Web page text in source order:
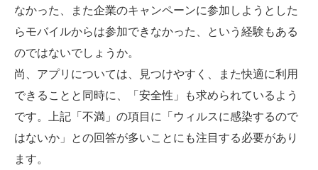
なかった、また企業のキャンペーンに参加しようとした
らモバイルからは参加できなかった、という経験もある
のではないでしょうか。
尚、アプリについては、見つけやすく、また快適に利用
できることと同時に、「安全性」も求められているよう
です。上記「不満」の項目に「ウィルスに感染するので
はないか」との回答が多いことにも注目する必要があり
ます。